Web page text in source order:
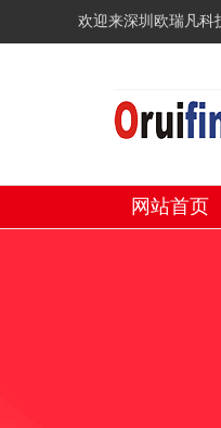
欢迎来深圳欧瑞凡科
网站首页